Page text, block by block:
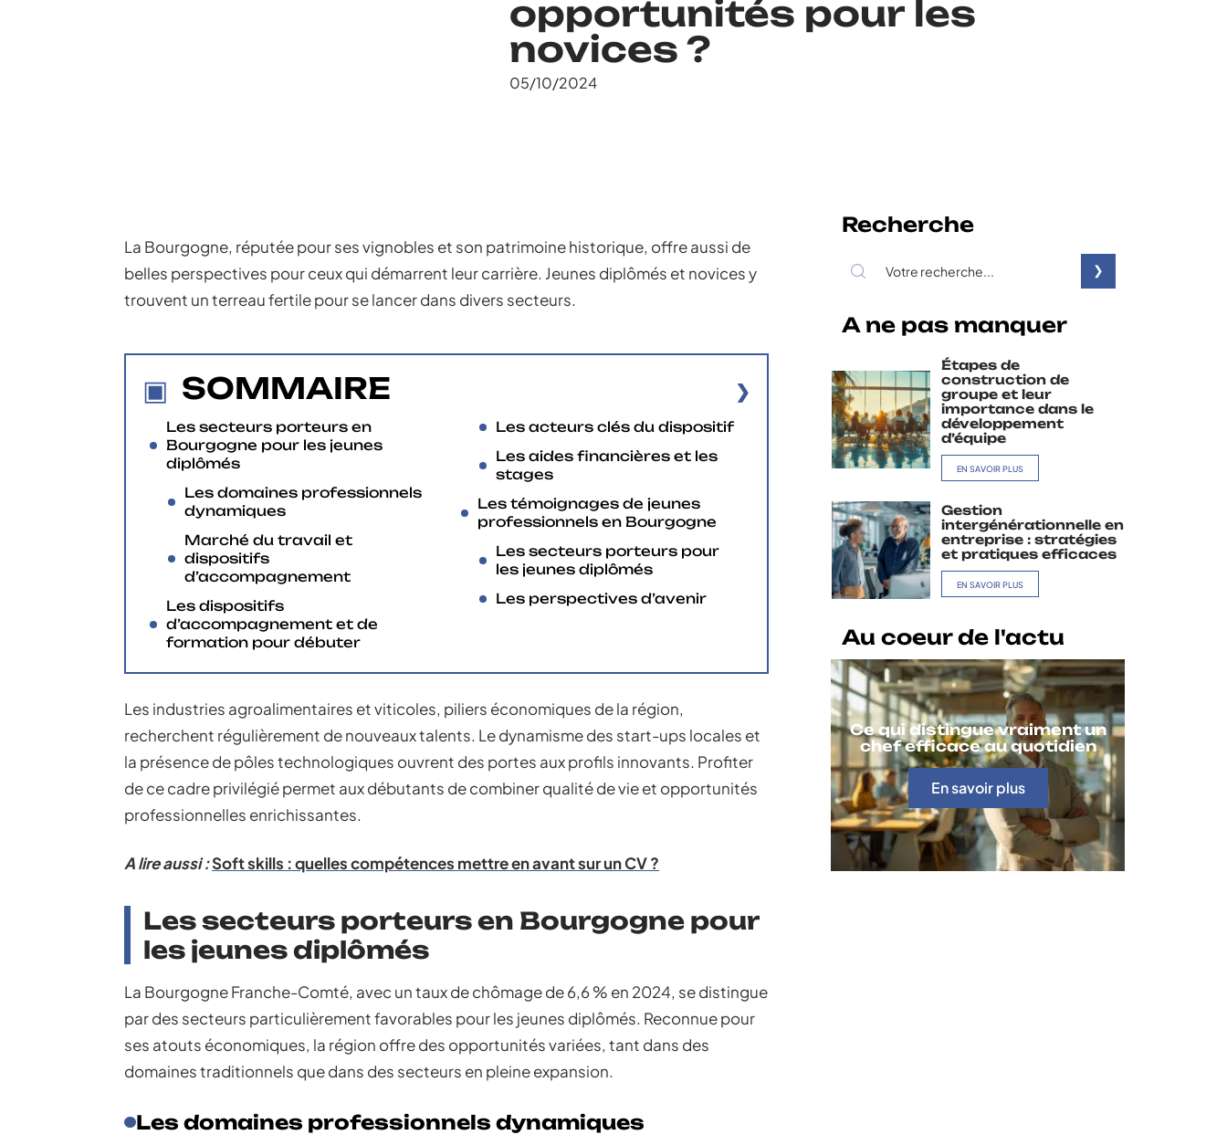
opportunités pour les
novices ?
05/10/2024
La Bourgogne, réputée pour ses vignobles et son patrimoine historique, offre aussi de
belles perspectives pour ceux qui démarrent leur carrière. Jeunes diplômés et novices y
trouvent un terreau fertile pour se lancer dans divers secteurs.
SOMMAIRE
Les secteurs porteurs en
Bourgogne pour les jeunes
diplômés
Les domaines professionnels
dynamiques
Marché du travail et
dispositifs
d’accompagnement
Les dispositifs
d’accompagnement et de
formation pour débuter
Les acteurs clés du dispositif
Les aides financières et les
stages
Les témoignages de jeunes
professionnels en Bourgogne
Les secteurs porteurs pour
les jeunes diplômés
Les perspectives d’avenir
Les industries agroalimentaires et viticoles, piliers économiques de la région,
recherchent régulièrement de nouveaux talents. Le dynamisme des start-ups locales et
la présence de pôles technologiques ouvrent des portes aux profils innovants. Profiter
de ce cadre privilégié permet aux débutants de combiner qualité de vie et opportunités
professionnelles enrichissantes.
A lire aussi :Soft skills : quelles compétences mettre en avant sur un CV ?
Les secteurs porteurs en Bourgogne pour
les jeunes diplômés
La Bourgogne Franche-Comté, avec un taux de chômage de 6,6 % en 2024, se distingue
par des secteurs particulièrement favorables pour les jeunes diplômés. Reconnue pour
ses atouts économiques, la région offre des opportunités variées, tant dans des
domaines traditionnels que dans des secteurs en pleine expansion.
Les domaines professionnels dynamiques
Recherche
A ne pas manquer
Étapes de
construction de
groupe et leur
importance dans le
développement
d’équipe
EN SAVOIR PLUS
Gestion
intergénérationnelle en
entreprise : stratégies
et pratiques efficaces
EN SAVOIR PLUS
Au coeur de l'actu
Ce qui distingue vraiment un
chef efficace au quotidien
En savoir plus